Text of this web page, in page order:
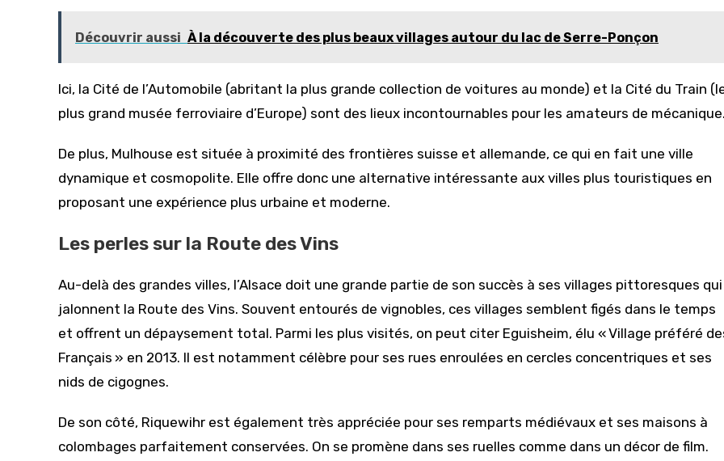
Découvrir aussi À la découverte des plus beaux villages autour du lac de Serre-Ponçon
Ici, la Cité de l’Automobile (abritant la plus grande collection de voitures au monde) et la Cité du Train
plus grand musée ferroviaire d’Europe) sont des lieux incontournables pour les amateurs de
De plus, Mulhouse est située à proximité des frontières suisse et allemande, ce qui en fait une ville
dynamique et cosmopolite. Elle offre donc une alternative intéressante aux villes plus touristiques en
proposant une expérience plus urbaine et moderne.
Les perles sur la Route des Vins
Au-delà des grandes villes, l’Alsace doit une grande partie de son succès à ses villages pittoresques qui
jalonnent la Route des Vins. Souvent entourés de vignobles, ces villages semblent figés dans le temps
et offrent un dépaysement total. Parmi les plus visités, on peut citer Eguisheim, élu « Village préféré
Français » en 2013. Il est notamment célèbre pour ses rues enroulées en cercles concentriques et ses
nids de cigognes.
De son côté, Riquewihr est également très appréciée pour ses remparts médiévaux et ses maisons à
colombages parfaitement conservées. On se promène dans ses ruelles comme dans un décor de film.